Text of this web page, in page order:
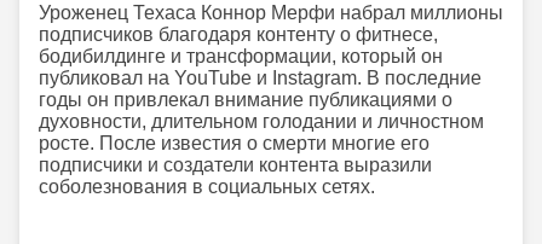
Уроженец Техаса Коннор Мерфи набрал миллионы
подписчиков благодаря контенту о фитнесе,
бодибилдинге и трансформации, который он
публиковал на YouTube и Instagram. В последние
годы он привлекал внимание публикациями о
духовности, длительном голодании и личностном
росте. После известия о смерти многие его
подписчики и создатели контента выразили
соболезнования в социальных сетях.